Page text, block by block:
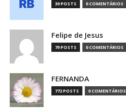
39 POSTS 0 COMENTÁRIOS
Felipe de Jesus
79 POSTS 0 COMENTÁRIOS
FERNANDA
772 POSTS 0 COMENTÁRIOS